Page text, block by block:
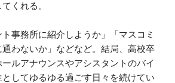
くれる。
ト事務所に紹介しようか」「マスコミ
わないか」などなど。結局、高校卒
ルアナウンスやアシスタントのバイ
としてゆるゆる過ごす日々を続けてい